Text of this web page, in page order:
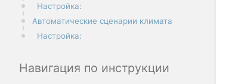
Настройка:
Автоматические сценарии климата
Настройка:
Навигация по инструкции